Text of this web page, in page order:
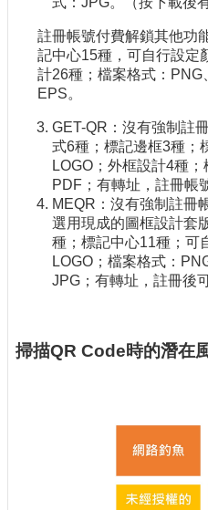
註冊帳號付費解鎖其他功
記中心15種，可自行設定
計26種；檔案格式：PNG
EPS。
GET-QR：沒有強制註
式6種；標記邊框3種；
LOGO；外框設計4種；
PDF；有轉址，註冊帳
MEQR：沒有強制註冊
選用現成的圖框設計套
種；標記中心11種；可
LOGO；檔案格式：
JPG；有轉址，註冊後
掃描QR Code時的潛在